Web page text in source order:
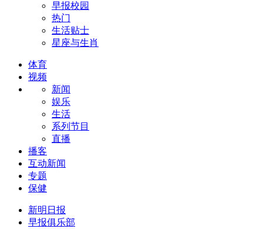
早报校园
热门
生活贴士
星座与生肖
体育
视频
新闻
娱乐
生活
系列节目
直播
播客
互动新闻
专题
保健
新明日报
早报俱乐部